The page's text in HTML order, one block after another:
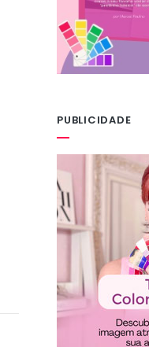
PUBLICIDADE